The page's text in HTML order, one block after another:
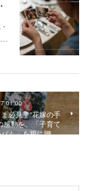
アイデア
…
01:00
必見💐“花嫁の手
感動を。「子育て
バム」を親に贈…